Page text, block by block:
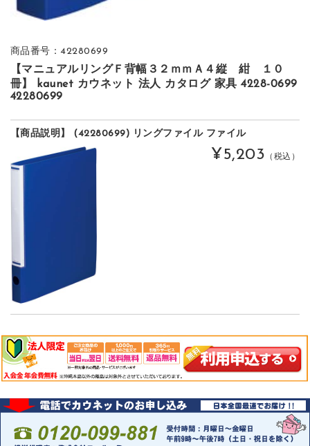
商品番号：42280699
【マニュアルリングＦ背幅３２ｍｍＡ４縦 紺 １０
冊】 kaunet カウネット 法人 カタログ 家具 4228-0699
42280699
【商品説明】 (42280699) リングファイル ファイル
¥5,203 （税込）